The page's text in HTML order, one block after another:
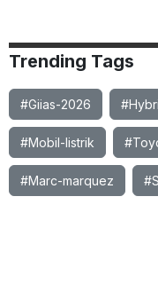
Trending Tags
#Giias-2026
#Mobil-listrik
#Marc-marquez